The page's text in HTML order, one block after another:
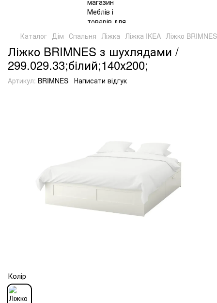
Каталог Дім Спальня Ліжка Ліжка IKEA Ліжко
Ліжко BRIMNES з шухлядами /
299.029.33;білий;140х200;
Артикул: BRIMNES Написати відгук
Колір